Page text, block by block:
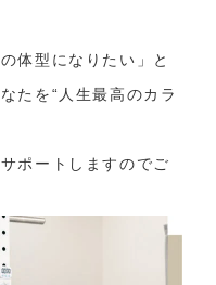
体型になりたい」と
たを“人生最高のカラ
ポートしますのでご